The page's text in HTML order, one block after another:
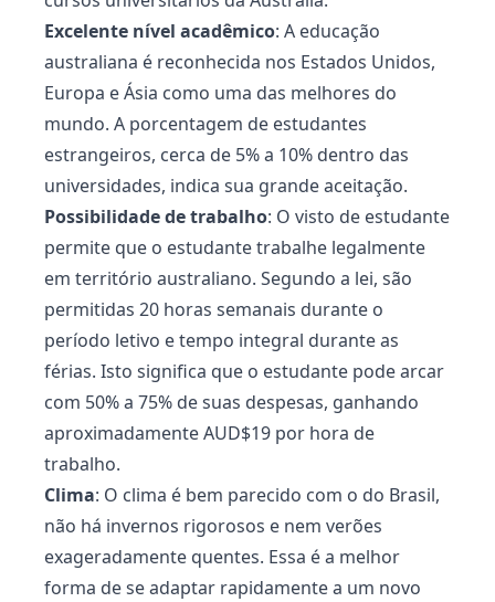
Excelente nível acadêmico: A educação
australiana é reconhecida nos Estados Unidos,
Europa e Ásia como uma das melhores do
mundo. A porcentagem de estudantes
estrangeiros, cerca de 5% a 10% dentro das
universidades, indica sua grande aceitação.
Possibilidade de trabalho: O visto de estudante
permite que o estudante trabalhe legalmente
em território australiano. Segundo a lei, são
permitidas 20 horas semanais durante o
período letivo e tempo integral durante as
férias. Isto significa que o estudante pode arcar
com 50% a 75% de suas despesas, ganhando
aproximadamente AUD$19 por hora de
trabalho.
Clima: O clima é bem parecido com o do Brasil,
não há invernos rigorosos e nem verões
exageradamente quentes. Essa é a melhor
forma de se adaptar rapidamente a um novo